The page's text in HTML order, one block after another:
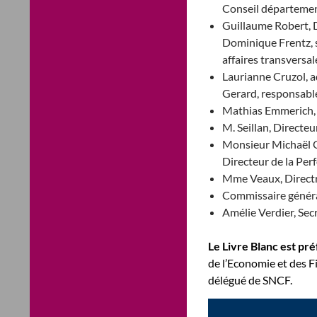
Conseil
Guillaume Robert,
Dominique Frentz,
affaires
Laurianne Cruzol,
Gerard,
Mathias
M. Seillan,
Monsieur Michaël
Directeur de la
Mme Veaux,
Commissaire
Amélie Verdier,
Le Livre Blanc est
de l’Economie et des
délégué de SNCF.